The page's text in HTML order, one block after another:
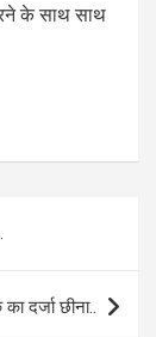
के साथ साथ
दर्जा छीना..